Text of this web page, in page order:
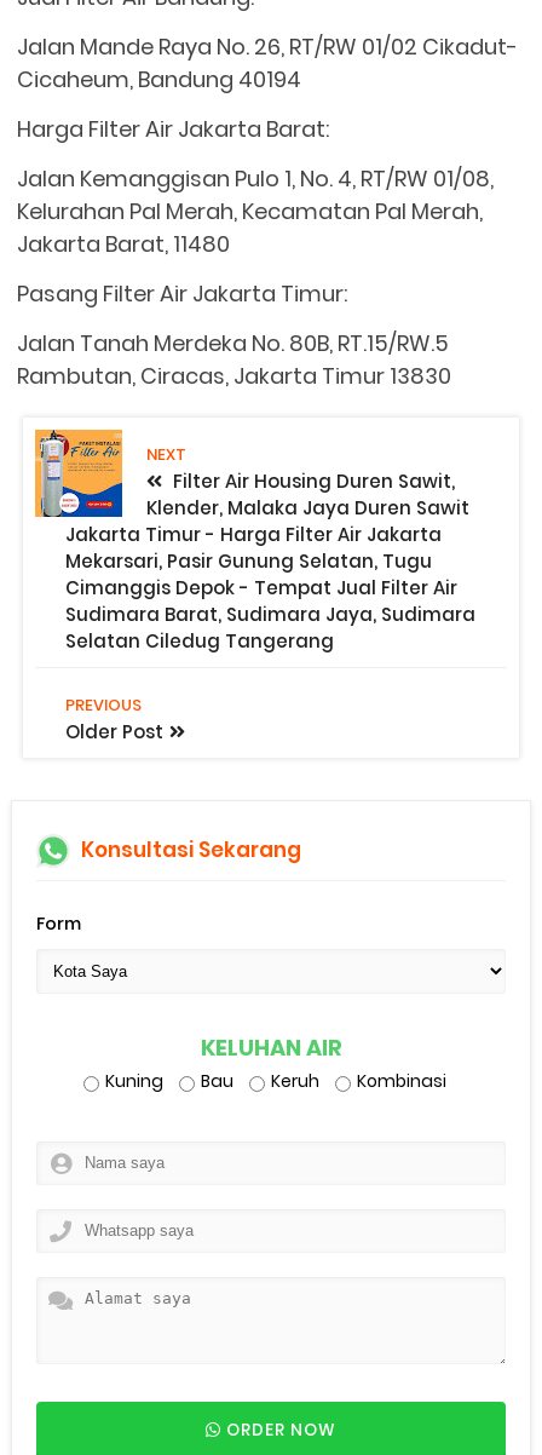
Jalan Mande Raya No. 26, RT/RW 01/02 Cikadut-
Cicaheum, Bandung 40194
Harga Filter Air Jakarta Barat:
Jalan Kemanggisan Pulo 1, No. 4, RT/RW 01/08,
Kelurahan Pal Merah, Kecamatan Pal Merah,
Jakarta Barat, 11480
Pasang Filter Air Jakarta Timur:
Jalan Tanah Merdeka No. 80B, RT.15/RW.5
Rambutan, Ciracas, Jakarta Timur 13830
NEXT
Filter Air Housing Duren Sawit,
Klender, Malaka Jaya Duren Sawit
Jakarta Timur - Harga Filter Air Jakarta
Mekarsari, Pasir Gunung Selatan, Tugu
Cimanggis Depok - Tempat Jual Filter Air
Sudimara Barat, Sudimara Jaya, Sudimara
Selatan Ciledug Tangerang
PREVIOUS
Older Post
Konsultasi Sekarang
Form
KELUHAN AIR
Kuning Bau Keruh Kombinasi
ORDER NOW